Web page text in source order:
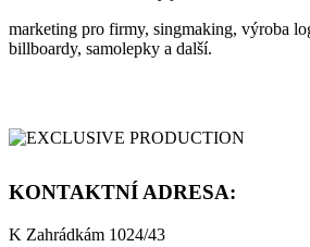
marketing pro firmy, singmaking, výroba
billboardy, samolepky a další.
KONTAKTNÍ ADRESA:
K Zahrádkám 1024/43